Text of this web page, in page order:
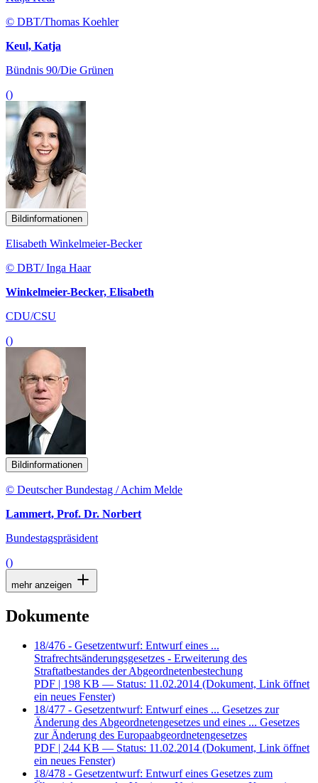
© DBT/Thomas Koehler
Keul, Katja
Bündnis 90/Die Grünen
()
Bildinformationen
Elisabeth Winkelmeier-Becker
© DBT/ Inga Haar
Winkelmeier-Becker, Elisabeth
CDU/CSU
()
Bildinformationen
© Deutscher Bundestag / Achim Melde
Lammert, Prof. Dr. Norbert
Bundestagspräsident
()
mehr anzeigen
Dokumente
18/476 - Gesetzentwurf: Entwurf eines ...
Strafrechtsänderungsgesetzes - Erweiterung des
Straftatbestandes der Abgeordnetenbestechung
PDF | 198 KB — Status: 11.02.2014 (Dokument, Link öffnet
ein neues Fenster)
18/477 - Gesetzentwurf: Entwurf eines ... Gesetzes zur
Änderung des Abgeordnetengesetzes und eines ... Gesetzes
zur Änderung des Europaabgeordnetengesetzes
PDF | 244 KB — Status: 11.02.2014 (Dokument, Link öffnet
ein neues Fenster)
18/478 - Gesetzentwurf: Entwurf eines Gesetzes zum